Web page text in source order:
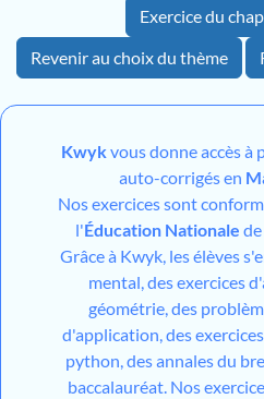
Exercice du
Revenir au choix du thème
Kwykvous donne accès à
auto-corrigés en
Nos exercices sont
l'Éducation Nationale
Grâce à Kwyk, les élèves
mental, des exercices
géométrie, des
d'application, des
python, des annales du
baccalauréat. Nos